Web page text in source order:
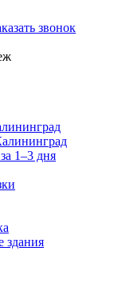
звонок
1–3 дня
здания